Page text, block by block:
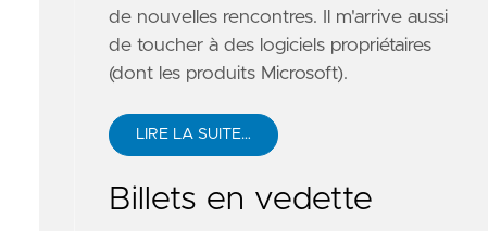
de nouvelles rencontres. Il m'arrive aussi
de toucher à des logiciels propriétaires
(dont les produits Microsoft).
LIRE LA SUITE…
Billets en vedette